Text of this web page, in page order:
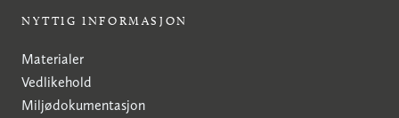
NYTTIG INFORMASJON
Materialer
Vedlikehold
Miljødokumentasjon